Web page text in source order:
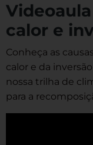
calor e
Conheça as
calor e da
nossa trilha de
para a